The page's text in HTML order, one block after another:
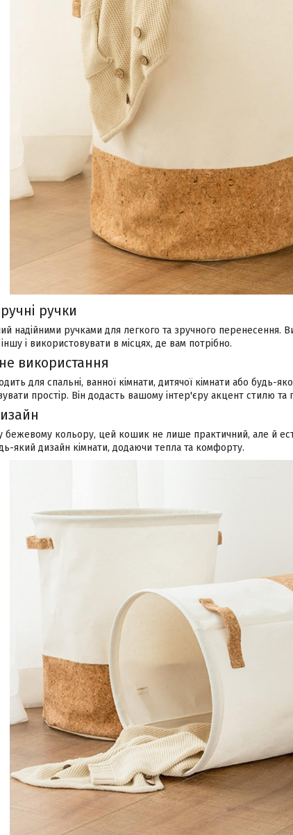
ручки
надійними ручками для легкого та зручного перенесення.
іншу і використовувати в місцях, де вам потрібно.
використання
для спальні, ванної кімнати, дитячої кімнати або будь-
простір. Він додасть вашому інтер'єру акцент стилю та
бежевому кольору, цей кошик не лише практичний, але й
який дизайн кімнати, додаючи тепла та комфорту.